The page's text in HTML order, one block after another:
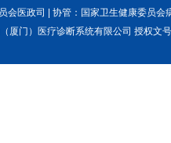
会医政司 | 协管：国家卫生健康委员
（厦门）医疗诊断系统有限公司 授